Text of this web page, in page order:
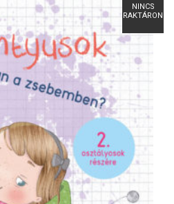
NINCS
RAKTÁRON